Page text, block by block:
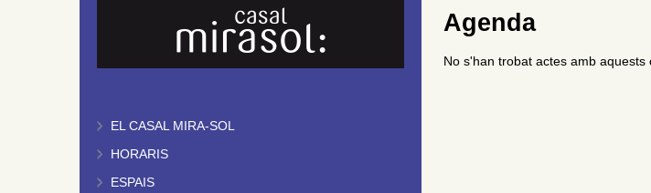
EL CASAL MIRA-SOL
HORARIS
ESPAIS
Agenda
No s'han trobat actes amb aquests